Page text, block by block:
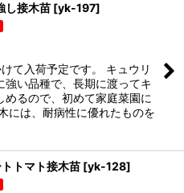
し接木苗 [yk-197]
て入荷予定です。 キュウリ
強い品種で、長期に渡ってキ
めるので、初めて家庭菜園に
には、耐病性に優れたものを
トマト接木苗 [yk-128]